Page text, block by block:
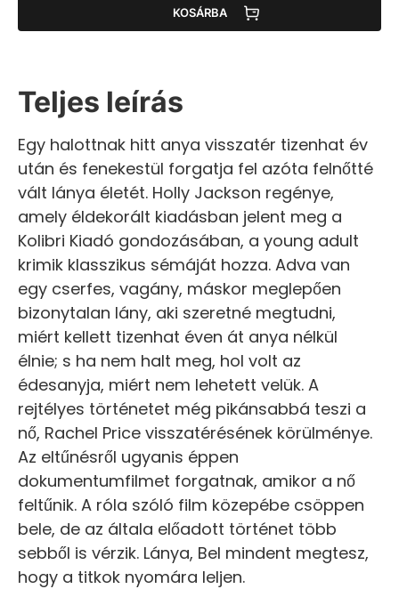
KOSÁRBA
Teljes leírás
Egy halottnak hitt anya visszatér tizenhat év
után és fenekestül forgatja fel azóta felnőtté
vált lánya életét. Holly Jackson regénye,
amely éldekorált kiadásban jelent meg a
Kolibri Kiadó gondozásában, a young adult
krimik klasszikus sémáját hozza. Adva van
egy cserfes, vagány, máskor meglepően
bizonytalan lány, aki szeretné megtudni,
miért kellett tizenhat éven át anya nélkül
élnie; s ha nem halt meg, hol volt az
édesanyja, miért nem lehetett velük. A
rejtélyes történetet még pikánsabbá teszi a
nő, Rachel Price visszatérésének körülménye.
Az eltűnésről ugyanis éppen
dokumentumfilmet forgatnak, amikor a nő
feltűnik. A róla szóló film közepébe csöppen
bele, de az általa előadott történet több
sebből is vérzik. Lánya, Bel mindent megtesz,
hogy a titkok nyomára leljen.